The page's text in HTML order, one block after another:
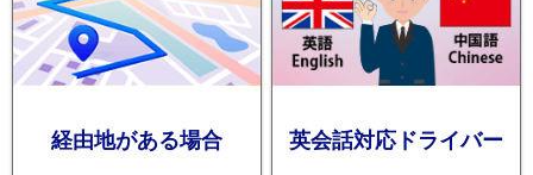
会社紹介
経由地がある場合 英会話対応ドライバー